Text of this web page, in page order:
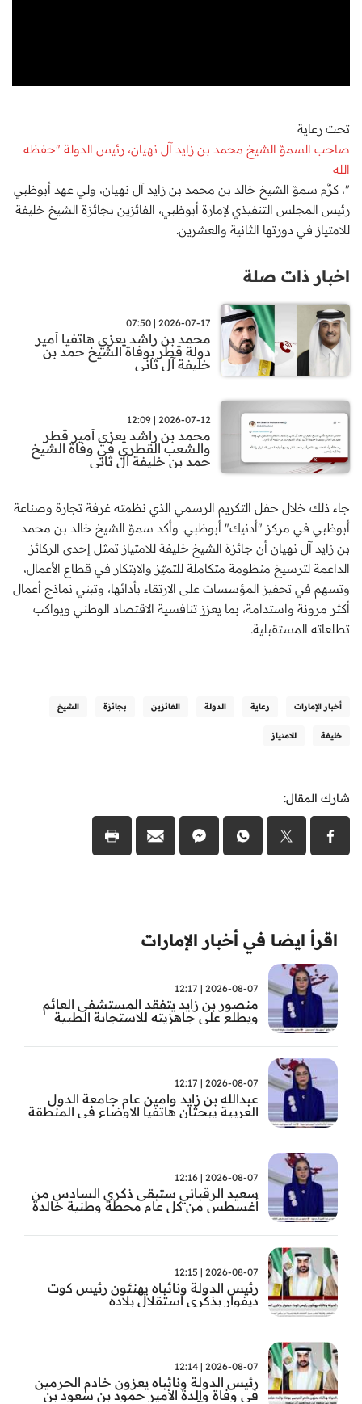
تحت رعاية
صاحب السموّ الشيخ محمد بن زايد آل نهيان، رئيس الدولة "حفظه
الله
"، كرَّم سموّ الشيخ خالد بن محمد بن زايد آل نهيان، ولي عهد أبوظبي
رئيس المجلس التنفيذي لإمارة أبوظبي، الفائزين بـجائزة الشيخ خليفة
للامتياز في دورتها الثانية والعشرين.
اخبار ذات صلة
2026-07-17 | 07:50
محمد بن راشد يعزي هاتفيا أمير
دولة قطر بوفاة الشيخ حمد بن
خليفة آل ثاني
2026-07-12 | 12:09
محمد بن راشد يعزي أمير قطر
والشعب القطري في وفاة الشيخ
حمد بن خليفة آل ثاني
جاء ذلك خلال حفل التكريم الرسمي الذي نظمته غرفة تجارة وصناعة
أبوظبي في مركز "أدنيك" أبوظبي. وأكد سموّ الشيخ خالد بن محمد
بن زايد آل نهيان أن جائزة الشيخ خليفة للامتياز تمثل إحدى الركائز
الداعمة لترسيخ منظومة متكاملة للتميّز والابتكار في قطاع الأعمال،
وتسهم في تحفيز المؤسسات على الارتقاء بأدائها، وتبني نماذج أعمال
أكثر مرونة واستدامة، بما يعزز تنافسية الاقتصاد الوطني ويواكب
تطلعاته المستقبلية.
أخبار الإمارات رعاية الدولة الفائزين بجائزة الشيخ
خليفة للامتياز
شارك المقال:
اقرأ ايضا في أخبار الإمارات
2026-08-07 | 12:17
منصور بن زايد يتفقد المستشفى العائم
ويطلع على جاهزيته للاستجابة الطبية
2026-08-07 | 12:17
عبدالله بن زايد وامين عام جامعة الدول
العربية يبحثان هاتفيا الاوضاع في المنطقة
2026-08-07 | 12:16
سعيد الرقباني ستبقى ذكرى السادس من
أغسطس من كل عام محطة وطنية خالدة
الوالد المؤسس
2026-08-07 | 12:15
رئيس الدولة ونائباه يهنئون رئيس كوت
ديفوار بذكرى استقلال بلاده
2026-08-07 | 12:14
رئيس الدولة ونائباه يعزون خادم الحرمين
في وفاة والدة الأمير حمود بن سعود بن